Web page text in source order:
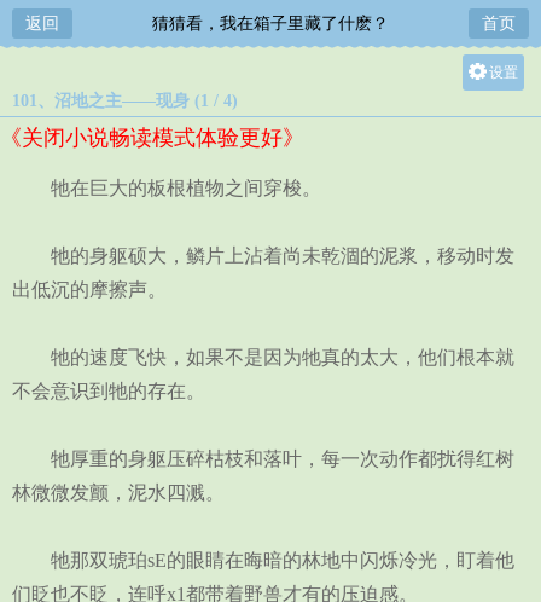
返回 猜猜看，我在箱子里藏了什麽？ 首页
设置
101、沼地之主——现身 (1 / 4)
《关闭小说畅读模式体验更好》
牠在巨大的板根植物之间穿梭。
牠的身躯硕大，鳞片上沾着尚未乾涸的泥浆，移动时发
出低沉的摩擦声。
牠的速度飞快，如果不是因为牠真的太大，他们根本就
不会意识到牠的存在。
牠厚重的身躯压碎枯枝和落叶，每一次动作都扰得红树
林微微发颤，泥水四溅。
牠那双琥珀sE的眼睛在晦暗的林地中闪烁冷光，盯着他
们眨也不眨，连呼x1都带着野兽才有的压迫感。